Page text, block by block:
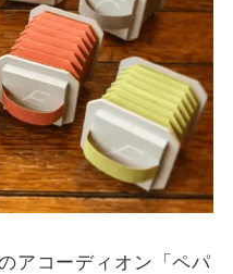
アコーディオン「ペパ